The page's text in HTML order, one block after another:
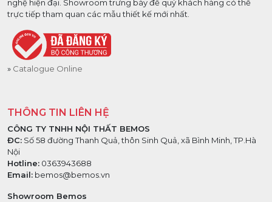
nghệ hiện đại. Showroom trưng bày để quý khách hàng có thể
trực tiếp tham quan các mẫu thiết kế mới nhất.
Catalogue Online
THÔNG TIN LIÊN HỆ
CÔNG TY TNHH NỘI THẤT BEMOS
ĐC: Số 58 đường Thanh Quả, thôn Sinh Quả, xã Bình Minh, TP.Hà
Nội
Hotline: 0363943688
Email: bemos@bemos.vn
Showroom Bemos